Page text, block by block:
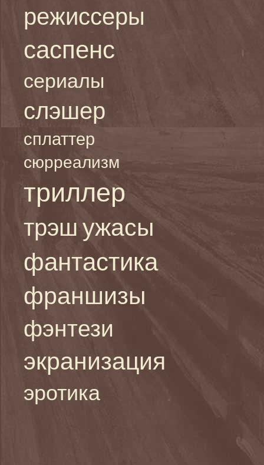
режиссеры
саспенс
сериалы
слэшер
сплаттер
сюрреализм
триллер
трэш ужасы
фантастика
франшизы
фэнтези
экранизация
эротика